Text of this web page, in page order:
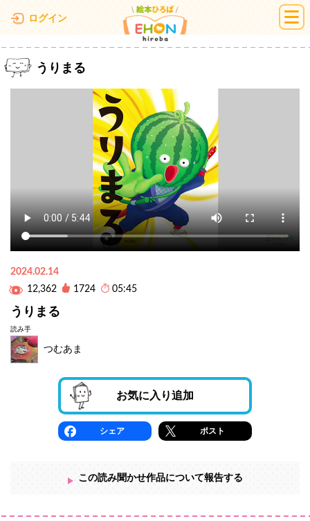
ログイン 絵本ひろば
うりまる
2024.02.14
12,362
1724 05:45
うりまる
読み手
つむあま
お気に入り追加
シェア ポスト
この読み聞かせ作品について報告する